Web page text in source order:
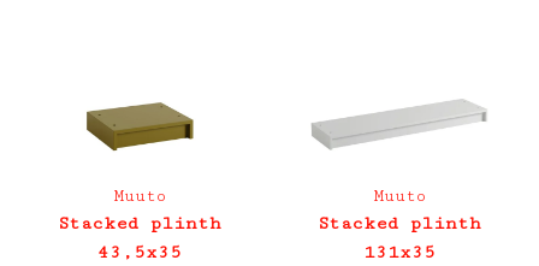
Muuto
Stacked plinth
43,5x35
Muuto
Stacked plinth
131x35